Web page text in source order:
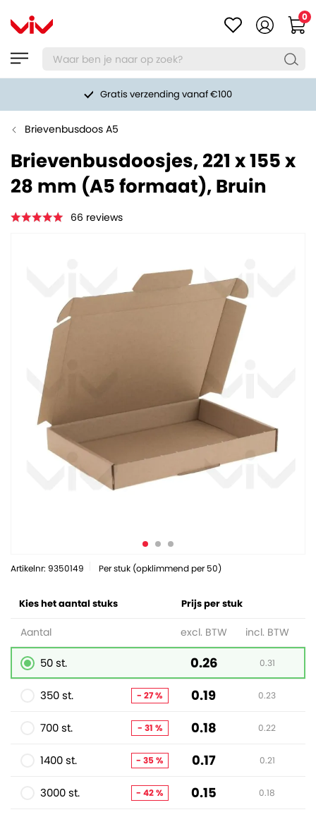
0
Gratis verzending vanaf €100
Brievenbusdoos A5
Brievenbusdoosjes, 221 x 155 x
28 mm (A5 formaat), Bruin
66 reviews
Artikelnr: 9350149 Per stuk (opklimmend per 50)
Kies het aantal stuks Prijs per stuk
Aantal excl. BTW incl. BTW
50 st. 0.26 0.31
350 st. - 27 % 0.19 0.23
700 st. - 31 % 0.18 0.22
1400 st. - 35 % 0.17 0.21
3000 st. - 42 % 0.15 0.18